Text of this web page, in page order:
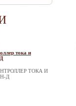
тока и
ТОКА И
Д